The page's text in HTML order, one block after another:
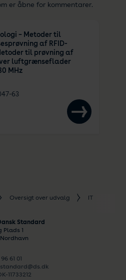
er åbne for kommentarer.
– Metoder til
af RFID-
til prøvning af
luftgrænseflader
MHz
63
Oversigt over udvalg IT
Standard
Plads 1
Nordhavn
61 01
11733212